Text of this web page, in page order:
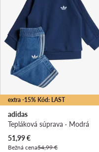
extra -15% Kód: LAST
adidas
Tepláková súprava · Modrá
Aktuálna cena
51,99€
Bežná cena54,99 €